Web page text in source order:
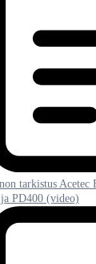
tarkistus Acetec
PD400 (video)